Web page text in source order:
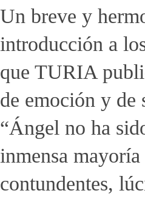
Un breve y
introducción a
que TURIA
de emoción y de
“Ángel no ha
inmensa
contundentes,